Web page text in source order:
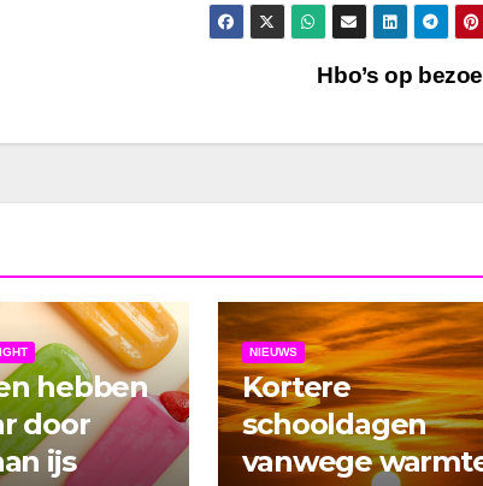
Hbo’s op
hebben
door
ijs
NIEUWS
Kortere
schooldagen
vanwege